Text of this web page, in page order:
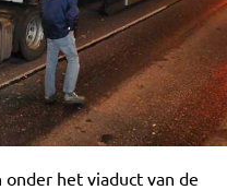
onder het viaduct van de